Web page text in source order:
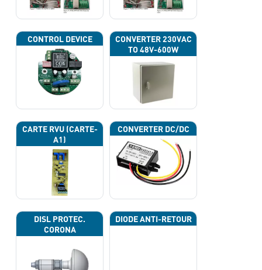
CONTROL DEVICE
CONVERTER 230VAC
TO 48V-600W
CARTE RVU (CARTE-
A1)
CONVERTER DC/DC
DISL PROTEC.
CORONA
DIODE ANTI-RETOUR